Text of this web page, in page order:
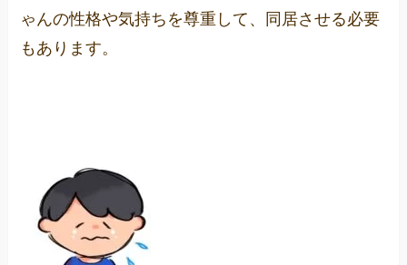
ゃんの性格や気持ちを尊重して、同居させる必要
もあります。